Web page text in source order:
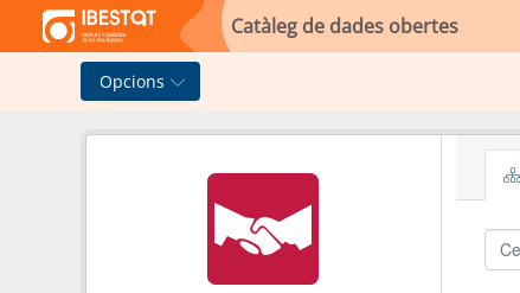
Skip to main content
Catàleg de dades obertes
Opcions